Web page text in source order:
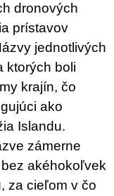
dronových
prístavov
jednotlivých
ktorých boli
krajín, čo
ako
Islandu.
zámerne
akéhokoľvek
za cieľom v čo